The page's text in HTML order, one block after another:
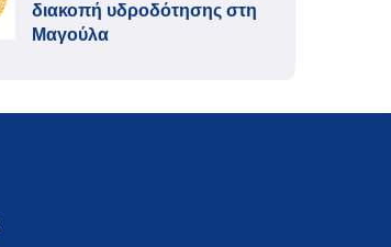
διακοπή υδροδότησης στη
Μαγούλα